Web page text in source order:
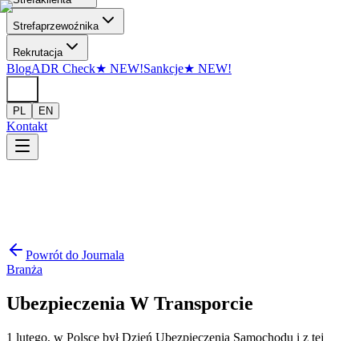
Przejdź do treści
Strefaprzewoźnika
Rekrutacja
BlogADR Check★ NEW!Sankcje★ NEW!
PL EN
Kontakt
Powrót do Journala
Branża
Ubezpieczenia W Transporcie
1 lutego, w Polsce był Dzień Ubezpieczenia Samochodu i z tej